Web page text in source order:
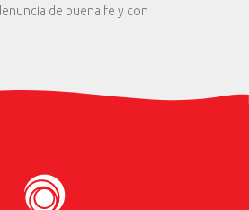
de buena fe y con